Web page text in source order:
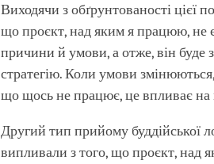
Виходячи з обґрунтованості цієї
що проєкт, над яким я працюю, не
причини й умови, а отже, він
стратегію. Коли умови
що щось не працює, це впливає на
Другий тип прийому буддійської
випливали з того, що проєкт,